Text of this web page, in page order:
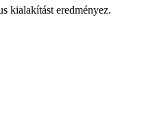
kialakítást eredményez.